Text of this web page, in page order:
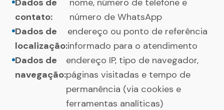
Dados de
contato:
nome, número de telefone e
número de WhatsApp
Dados de
localização:
endereço ou ponto de referência
informado para o atendimento
Dados de
navegação:
endereço IP, tipo de navegador,
páginas visitadas e tempo de
permanência (via cookies e
ferramentas analíticas)